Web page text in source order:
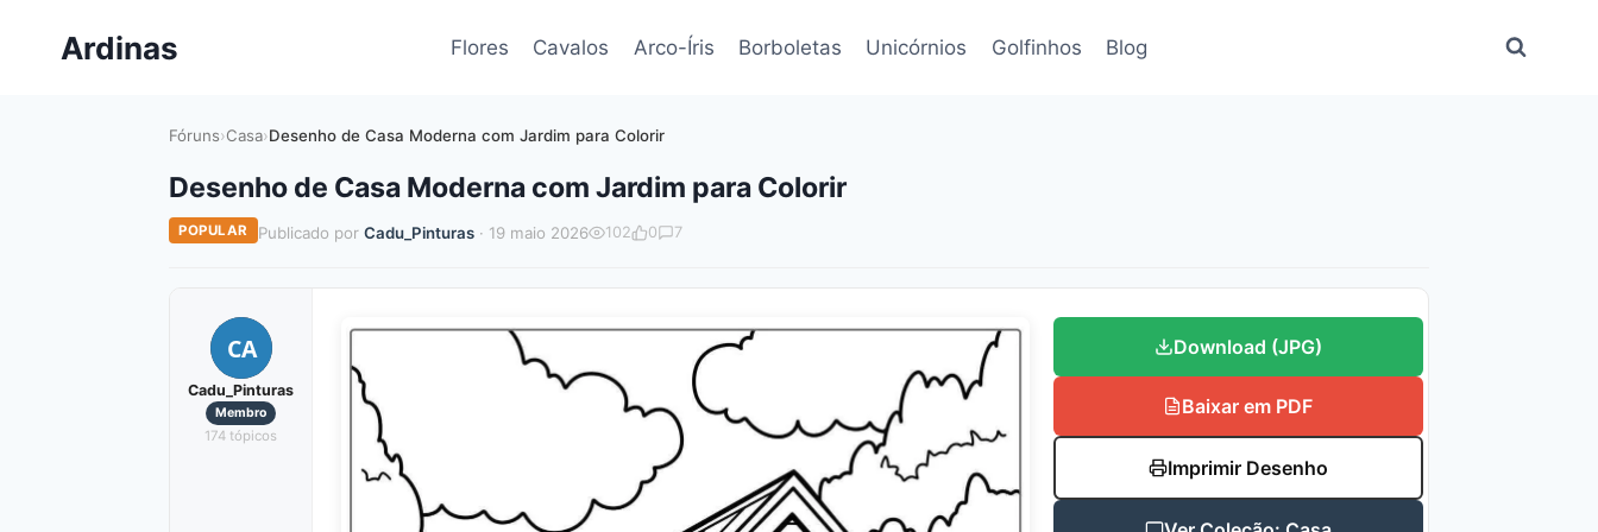
Ardinas Flores Cavalos Arco-Íris Borboletas Unicórnios Golfinhos Blog
Fóruns›Casa›Desenho de Casa Moderna com Jardim para Colorir
Desenho de Casa Moderna com Jardim para Colorir
POPULAR Publicado por Cadu_Pinturas· 19 maio 2026 102 0 7
CA
Cadu_Pinturas
Membro
174 tópicos
Download (JPG)
Baixar em PDF
Imprimir Desenho